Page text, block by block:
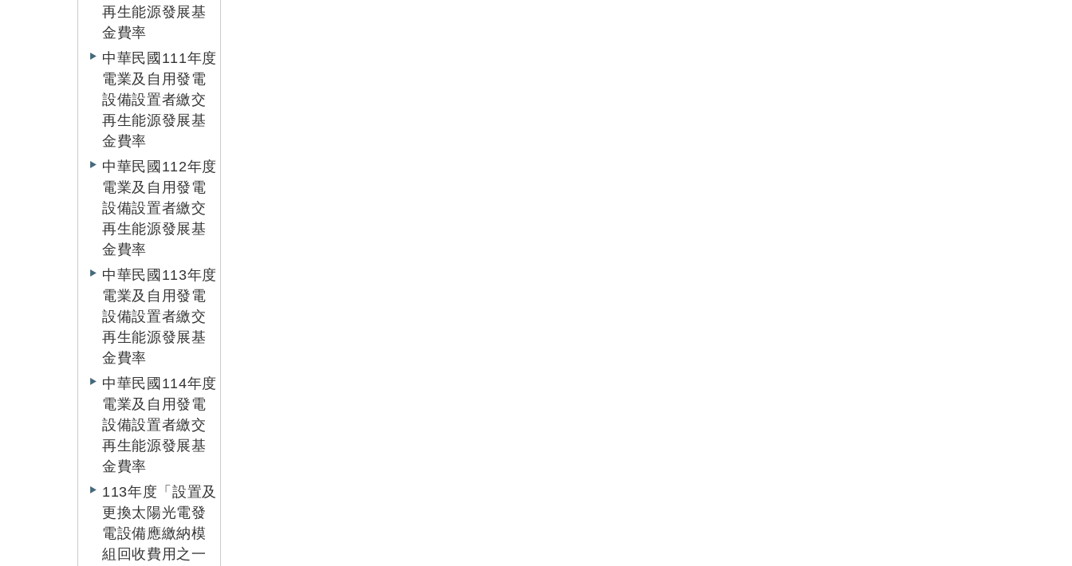
再生能源發展基
金費率
中華民國111年度
電業及自用發電
設備設置者繳交
再生能源發展基
金費率
中華民國112年度
電業及自用發電
設備設置者繳交
再生能源發展基
金費率
中華民國113年度
電業及自用發電
設備設置者繳交
再生能源發展基
金費率
中華民國114年度
電業及自用發電
設備設置者繳交
再生能源發展基
金費率
113年度「設置及
更換太陽光電發
電設備應繳納模
組回收費用之一